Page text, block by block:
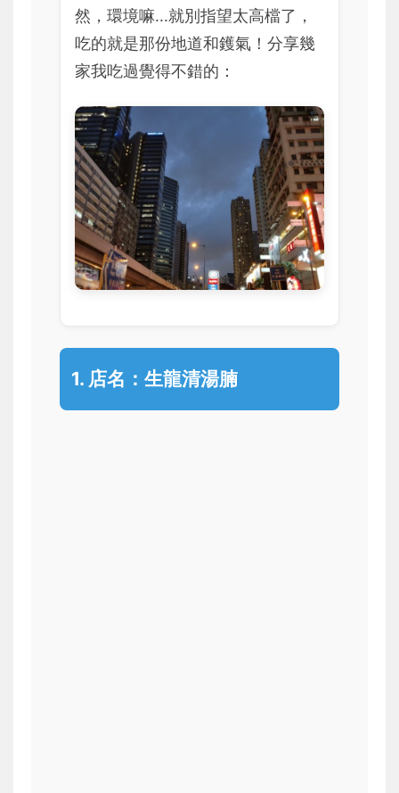
然，環境嘛...就別指望太高檔了，
吃的就是那份地道和鑊氣！分享幾
家我吃過覺得不錯的：
1. 店名： 生龍清湯腩